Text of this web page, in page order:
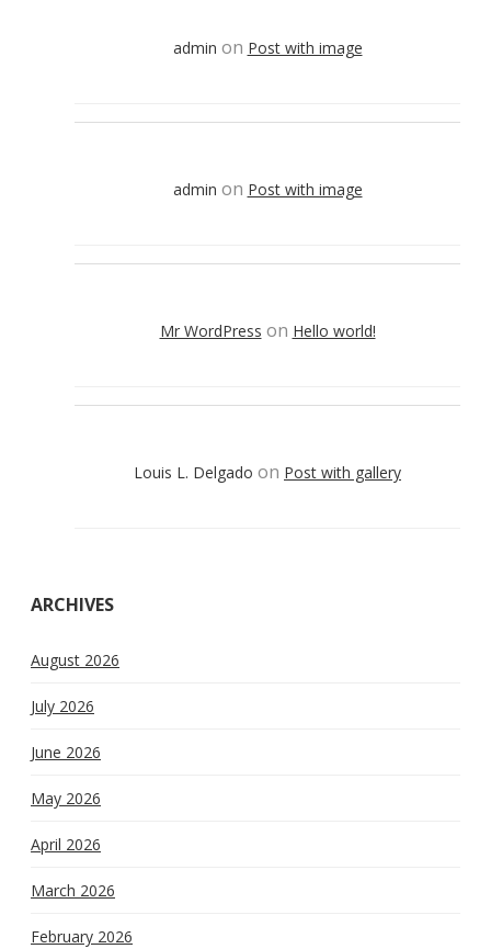
admin on Post with image
admin on Post with image
Mr WordPress on Hello world!
Louis L. Delgado on Post with gallery
ARCHIVES
August 2026
July 2026
June 2026
May 2026
April 2026
March 2026
February 2026